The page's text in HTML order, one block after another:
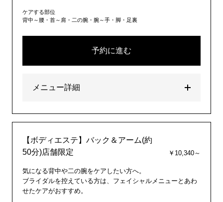
ケアする部位
背中～腰・首～肩・二の腕・腕～手・脚・足裏
予約に進む
メニュー詳細
【ボディエステ】バック＆アーム(約
50分)店舗限定
￥10,340～
気になる背中や二の腕をケアしたい方へ。
ブライダルを控えている方は、フェイシャルメニューとあわ
せたケアがおすすめ。